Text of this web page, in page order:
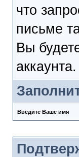
что
письме
Вы
аккаунта.
Введите Ваше имя